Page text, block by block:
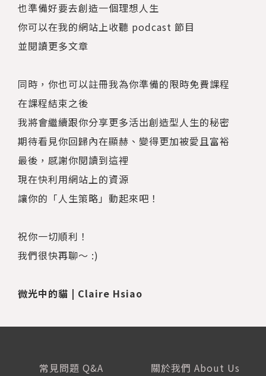
也準備好要去創造一個理想人生
你可以在我的網站上收聽 podcast 節目
並閱讀更多文章
同時，你也可以註冊我為你準備的限時免費課程
在課程結束之後
我將會繼續跟你分享更多活出創造型人生的秘密
期待看見你回歸內在顯赫、變得更加被愛且富裕
最後，感謝你閱讀到這裡
現在快利用網站上的資源
讓你的「人生策略」動起來吧！
祝你一切順利！
我們很快再聊～ :)
微光中的貓 | Claire Hsiao
常見問題 Q&A
關於我們 About Us